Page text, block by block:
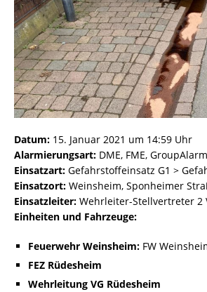
Datum: 15. Januar 2021 um 14:59 Uhr
Alarmierungsart: DME, FME,
Einsatzart: Gefahrstoffeinsatz G1 >
Einsatzort: Weinsheim, Sponheimer
Einsatzleiter: Wehrleiter-Stellvertreter 2
Einheiten und Fahrzeuge:
Feuerwehr Weinsheim: FW
FEZ Rüdesheim
Wehrleitung VG Rüdesheim